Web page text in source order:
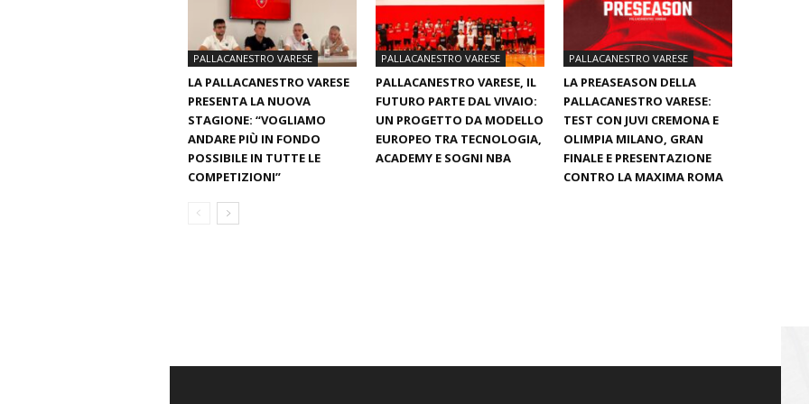
PALLACANESTRO VARESE
LA PALLACANESTRO VARESE
PRESENTA LA NUOVA
STAGIONE: “VOGLIAMO
ANDARE PIÙ IN FONDO
POSSIBILE IN TUTTE LE
COMPETIZIONI”
PALLACANESTRO VARESE
PALLACANESTRO VARESE, IL
FUTURO PARTE DAL VIVAIO:
UN PROGETTO DA MODELLO
EUROPEO TRA TECNOLOGIA,
ACADEMY E SOGNI NBA
PALLACANESTRO VARESE
LA PREASEASON DELLA
PALLACANESTRO VARESE:
TEST CON JUVI CREMONA E
OLIMPIA MILANO, GRAN
FINALE E PRESENTAZIONE
CONTRO LA MAXIMA ROMA